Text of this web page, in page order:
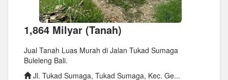
1,864 Milyar (Tanah)
Jual Tanah Luas Murah di Jalan Tukad Sumaga
Buleleng Bali.
Jl. Tukad Sumaga, Tukad Sumaga, Kec. Ge...